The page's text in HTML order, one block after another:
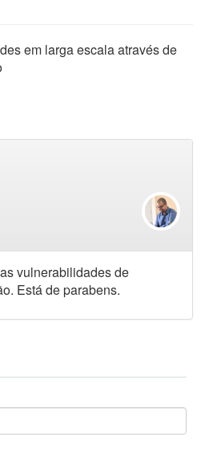
em larga escala através de
vulnerabilidades de
Está de parabens.